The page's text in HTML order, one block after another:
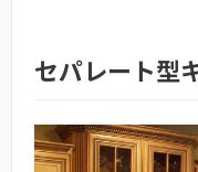
セパレート型